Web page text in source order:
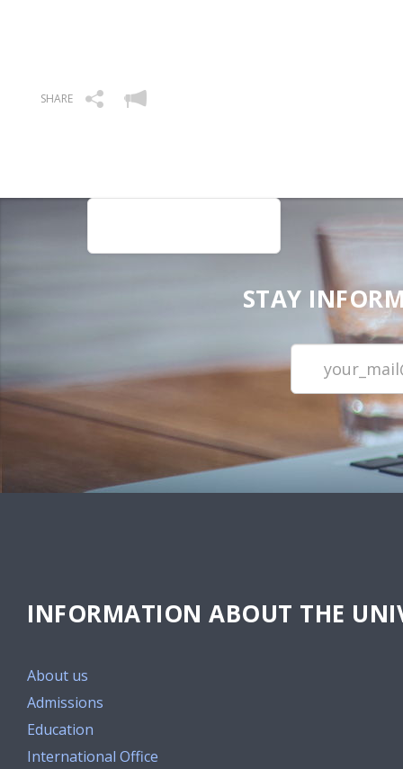
SHARE
STAY
INFORMATION ABOUT THE
About us
Admissions
Education
International Office